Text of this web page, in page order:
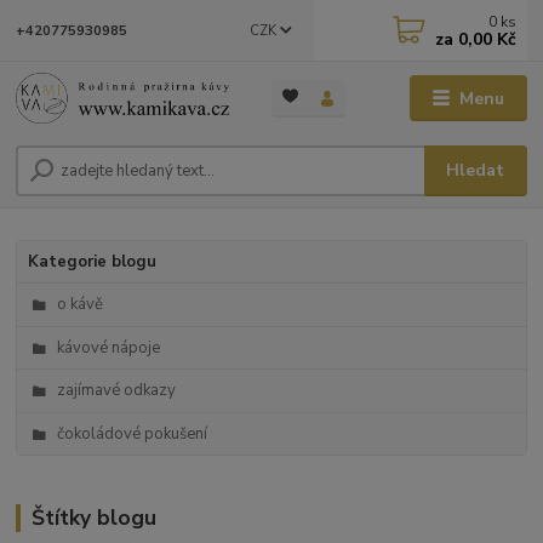
Menu
CZK
Hledat
+420775930985 0 ks
za 0,00 Kč
Kategorie blogu
o kávě
kávové nápoje
zajímavé odkazy
čokoládové pokušení
Štítky blogu